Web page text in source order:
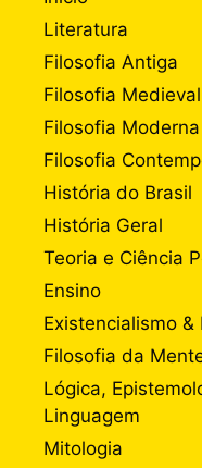
Literatura
Filosofia Antiga
Filosofia Medieval
Filosofia
Filosofia
História do Brasil
História Geral
Teoria e Ciência
Ensino
Existencialismo &
Filosofia da
Lógica,
Linguagem
Mitologia